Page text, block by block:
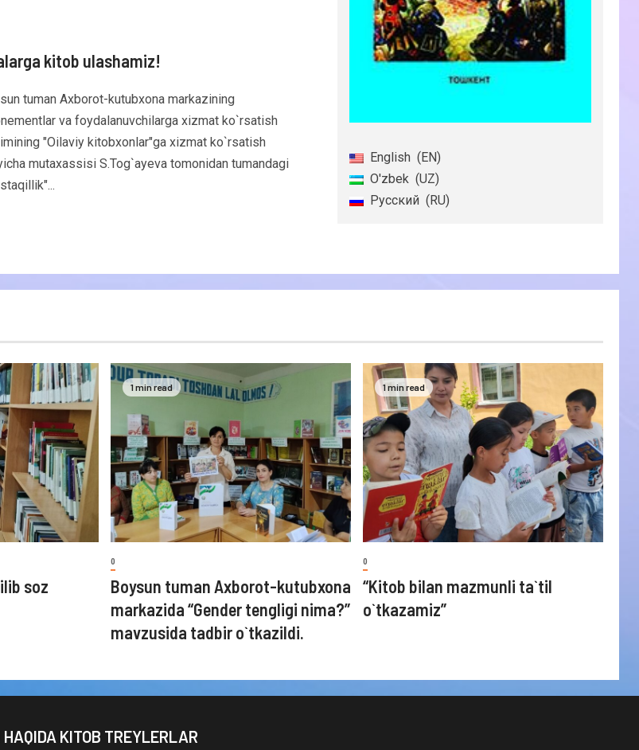
kitob ulashamiz!
tuman Axborot-kutubxona markazining
va foydalanuvchilarga xizmat ko`rsatish
"Oilaviy kitobxonlar"ga xizmat ko`rsatish
mutaxassisi S.Tog`ayeva tomonidan tumandagi
English
EN
O'zbek
UZ
Русский
RU
soz
1 min read
0
Boysun tuman Axborot-kutubxona
markazida “Gender tengligi nima?”
mavzusida tadbir o`tkazildi.
1 min read
0
“Kitob bilan mazmunli ta`til
o`tkazamiz”
HAQIDA KITOB TREYLERLAR